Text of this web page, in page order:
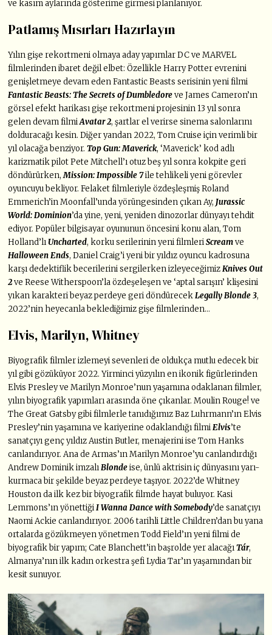
ve kasım aylarında gösterime girmesi planlanıyor.
Patlamış Mısırları Hazırlayın
Yılın gişe rekortmeni olmaya aday yapımlar DC ve MARVEL
filmlerinden ibaret değil elbet: Özellikle Harry Potter evrenini
genişletmeye devam eden Fantastic Beasts serisinin yeni filmi
Fantastic Beasts: The Secrets of Dumbledoreve James Cameron’ın
görsel efekt harikası gişe rekortmeni projesinin 13 yıl sonra
gelen devam filmiAvatar 2, şartlar el verirse sinema salonlarını
dolduracağı kesin. Diğer yandan 2022, Tom Cruise için verimli bir
yıl olacağa benziyor.Top Gun: Maverick, ‘Maverick’ kod adlı
karizmatik pilot Pete Mitchell’ı otuz beş yıl sonra kokpite geri
döndürürken,Mission: Impossible 7ile tehlikeli yeni görevler
oyuncuyu bekliyor. Felaket filmleriyle özdeşleşmiş Roland
Emmerich’in Moonfall’unda yörüngesinden çıkan Ay,Jurassic
World: Dominion’da yine, yeni, yeniden dinozorlar dünyayı tehdit
ediyor. Popüler bilgisayar oyununun öncesini konu alan, Tom
Holland’lıUncharted, korku serilerinin yeni filmleriScreamve
Halloween Ends, Daniel Craig’i yeni bir yıldız oyuncu kadrosuna
karşı dedektiflik becerilerini sergilerken izleyeceğimizKnives Out
2ve Reese Witherspoon’la özdeşeleşen ve ‘aptal sarışın’ klişesini
yıkan karakteri beyaz perdeye geri döndürecekLegally Blonde 3,
2022’nin heyecanla beklediğimiz gişe filmlerinden…
Elvis, Marilyn, Whitney
Biyografik filmler izlemeyi sevenleri de oldukça mutlu edecek bir
yıl gibi gözüküyor 2022. Yirminci yüzyılın en ikonik figürlerinden
Elvis Presley ve Marilyn Monroe’nun yaşamına odaklanan filmler,
yılın biyografik yapımları arasında öne çıkanlar. Moulin Rouge! ve
The Great Gatsby gibi filmlerle tanıdığımız Baz Luhrmann’ın Elvis
Presley’nin yaşamına ve kariyerine odaklandığı filmiElvis’te
sanatçıyı genç yıldız Austin Butler, menajerini ise Tom Hanks
canlandırıyor. Ana de Armas’ın Marilyn Monroe’yu canlandırdığı
Andrew Dominik imzalıBlonde ise, ünlü aktrisin iç dünyasını yarı-
kurmaca bir şekilde beyaz perdeye taşıyor. 2022’de Whitney
Houston da ilk kez bir biyografik filmde hayat buluyor. Kasi
Lemmons’ın yönettiğiI Wanna Dance with Somebody’de sanatçıyı
Naomi Ackie canlandırıyor. 2006 tarihli Little Children’dan bu yana
ortalarda gözükmeyen yönetmen Todd Field’ın yeni filmi de
biyografik bir yapım; Cate Blanchett’in başrolde yer alacağıTár,
Almanya’nın ilk kadın orkestra şefi Lydia Tar’ın yaşamından bir
kesit sunuyor.